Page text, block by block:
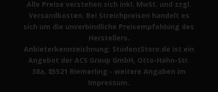
Alle Preise verstehen sich inkl. MwSt. und zzgl.
Versandkosten. Bei Streichpreisen handelt es
sich um die unverbindliche Preisempfehlung des
Herstellers.
Anbieterkennzeichnung: StudentStore.de ist ein
Angebot der ACS Group GmbH, Otto-Hahn-Str.
38a, 85521 Riemerling - weitere Angaben im
Impressum.